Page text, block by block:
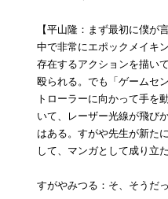
【平山隆：まず最初に僕
中で非常にエポックメイキ
存在するアクションを描い
殴られる。でも「ゲームセ
トローラーに向かって手を
いて、レーザー光線が飛び
はある。すがや先生が新た
して、マンガとして成り
すがやみつる：そ、そう